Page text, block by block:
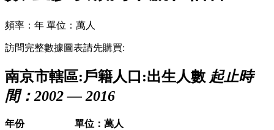
頻率：年 單位：萬人
訪問完整數據圖表請先購買:
南京市轄區:戶籍人口:出生人數 起止時
間：2002 — 2016
年份 單位：萬人